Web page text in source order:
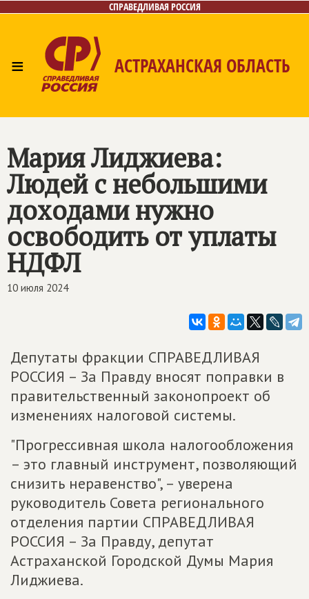
СПРАВЕДЛИВАЯ РОССИЯ
≡ АСТРАХАНСКАЯ ОБЛАСТЬ
Мария Лиджиева:
Людей с небольшими
доходами нужно
освободить от уплаты
НДФЛ
10 июля 2024
Депутаты фракции СПРАВЕДЛИВАЯ
РОССИЯ – За Правду вносят поправки в
правительственный законопроект об
изменениях налоговой системы.
"Прогрессивная школа налогообложения
– это главный инструмент, позволяющий
снизить неравенство", – уверена
руководитель Совета регионального
отделения партии СПРАВЕДЛИВАЯ
РОССИЯ – За Правду, депутат
Астраханской Городской Думы Мария
Лиджиева.